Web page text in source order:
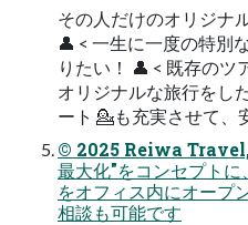
その人だけのオリジナ
👤 < 一生に一度の特別
りたい！ 👤 < 既存の
オリジナルな旅行をし
ート 💁も充実させて、
© 2025 Reiwa
最⼤化"をコンセプト
をオフィス内にオープ
相談も可能です